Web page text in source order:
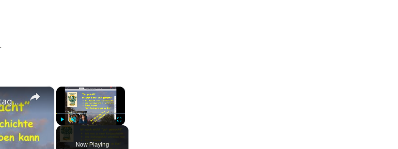
Play Unmute
Stellungnahme schreiben: z.B. Pattie Wigand, Montagmorgen ... - "Gut gewollt" - auch "gut gemacht"?